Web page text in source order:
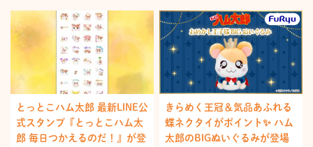
とっとこハム太郎 最新LINE公
式スタンプ『とっとこハム太
郎 毎日つかえるのだ！』が登
きらめく王冠＆気品あふれる
蝶ネクタイがポイント✨ ハム
太郎のBIGぬいぐるみが登場